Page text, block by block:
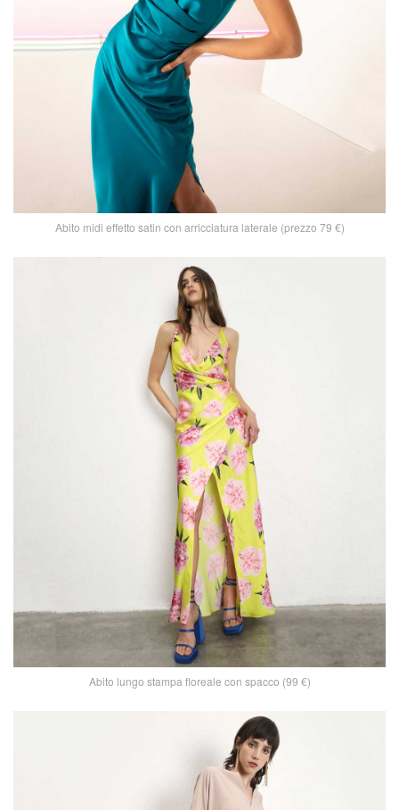
Abito midi effetto satin con arricciatura laterale (prezzo 79 €)
Abito lungo stampa floreale con spacco (99 €)